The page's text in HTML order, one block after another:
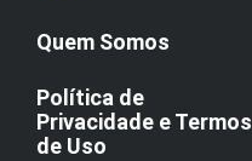
Quem Somos
Política de
Privacidade e Termos
de Uso